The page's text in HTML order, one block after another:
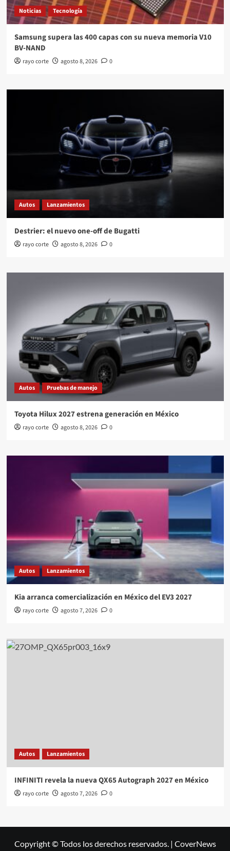
Noticias Tecnología
Samsung supera las 400 capas con su nueva memoria V10
BV-NAND
rayo corte agosto 8, 2026 0
Autos Lanzamientos
Destrier: el nuevo one-off de Bugatti
rayo corte agosto 8, 2026 0
Autos Pruebas de manejo
Toyota Hilux 2027 estrena generación en México
rayo corte agosto 8, 2026 0
Autos Lanzamientos
Kia arranca comercialización en México del EV3 2027
rayo corte agosto 7, 2026 0
Autos Lanzamientos
INFINITI revela la nueva QX65 Autograph 2027 en México
rayo corte agosto 7, 2026 0
Copyright © Todos los derechos reservados. | CoverNews